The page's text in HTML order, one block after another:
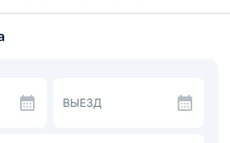
ванные оснащены
расположению, ключевые
ВЫЕЗД